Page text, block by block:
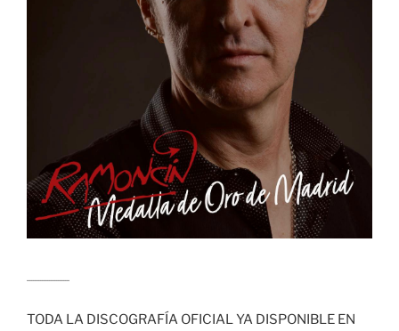
TODA LA DISCOGRAFÍA OFICIAL YA DISPONIBLE EN